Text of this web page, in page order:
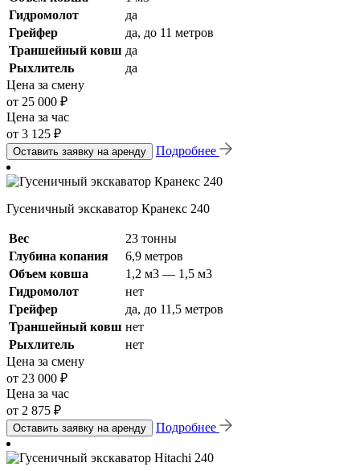
Гидромолот
да
Грейфер
да, до 11 метров
Траншейный ковш да
Рыхлитель
да
Цена за смену
от 25 000 ₽
Цена за час
от 3 125 ₽
Оставить заявку на аренду Подробнее
Гусеничный экскаватор Кранекс 240
Вес
23 тонны
Глубина копания
6,9 метров
Объем ковша
1,2 м3 — 1,5 м3
Гидромолот
нет
Грейфер
да, до 11,5 метров
Траншейный ковш нет
Рыхлитель
нет
Цена за смену
от 23 000 ₽
Цена за час
от 2 875 ₽
Оставить заявку на аренду Подробнее